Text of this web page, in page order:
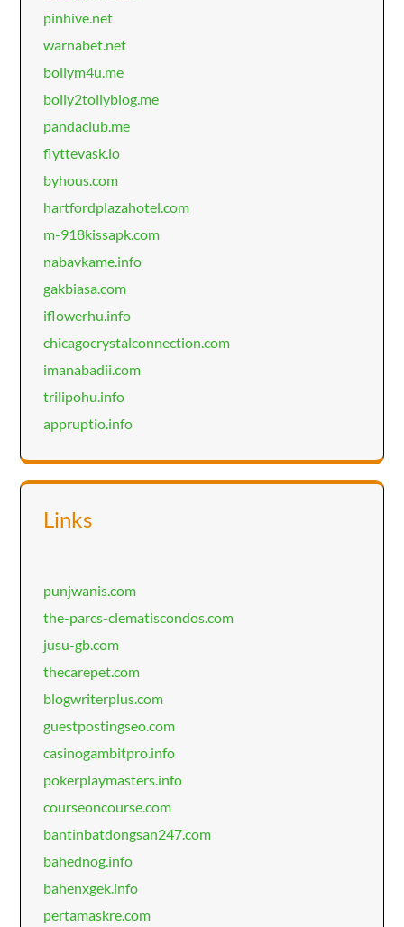
pinhive.net
warnabet.net
bollym4u.me
bolly2tollyblog.me
pandaclub.me
flyttevask.io
byhous.com
hartfordplazahotel.com
m-918kissapk.com
nabavkame.info
gakbiasa.com
iflowerhu.info
chicagocrystalconnection.com
imanabadii.com
trilipohu.info
appruptio.info
Links
punjwanis.com
the-parcs-clematiscondos.com
jusu-gb.com
thecarepet.com
blogwriterplus.com
guestpostingseo.com
casinogambitpro.info
pokerplaymasters.info
courseoncourse.com
bantinbatdongsan247.com
bahednog.info
bahenxgek.info
pertamaskre.com